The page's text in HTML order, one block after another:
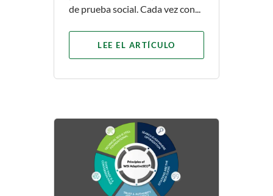
de prueba social. Cada vez con...
LEE EL ARTÍCULO